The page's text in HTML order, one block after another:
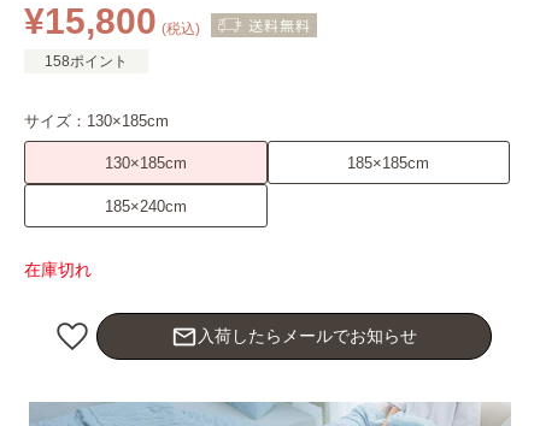
¥15,800 (税込)
158ポイント
サイズ： 130×185cm
130×185cm 185×185cm
185×240cm
在庫切れ
mail_outline入荷したらメールでお知らせ